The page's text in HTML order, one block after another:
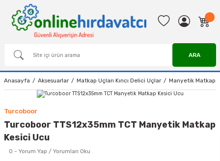
ARA
Anasayfa Aksesuarlar Matkap Uçları Kırıcı Delici Uçlar Manyetik Matkap
Turcoboor
Turcoboor TTS12x35mm TCT Manyetik Matkap
Kesici Ucu
0 - Yorum Yap / Yorumları Oku